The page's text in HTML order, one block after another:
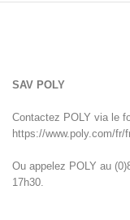
SAV POLY
Contactez POLY via le
https://www.poly.com/fr/
Ou appelez POLY au
17h30.